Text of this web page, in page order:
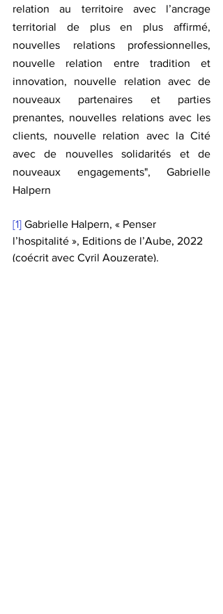
relation au territoire avec l’ancrage
territorial de plus en plus affirmé,
nouvelles relations professionnelles,
nouvelle relation entre tradition et
innovation, nouvelle relation avec de
nouveaux partenaires et parties
prenantes, nouvelles relations avec les
clients, nouvelle relation avec la Cité
avec de nouvelles solidarités et de
nouveaux engagements", Gabrielle
Halpern
[1] Gabrielle Halpern, « Penser
l’hospitalité », Editions de l’Aube, 2022
(coécrit avec Cyril Aouzerate).